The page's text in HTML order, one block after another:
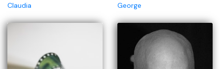
Claudia George